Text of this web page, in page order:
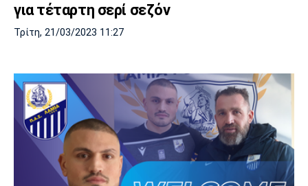
για τέταρτη σερί σεζόν
Τρίτη, 21/03/2023 11:27